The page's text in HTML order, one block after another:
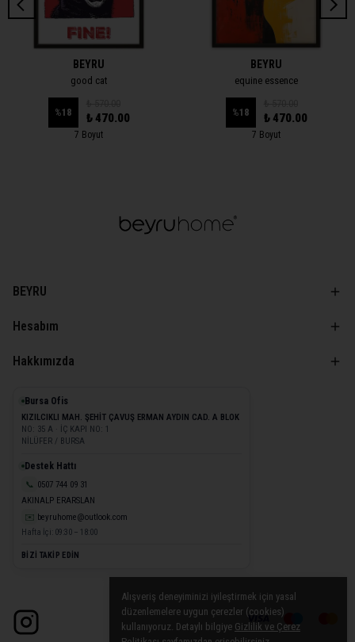
Alışveriş deneyiminizi iyileştirmek için yasal
düzenlemelere uygun çerezler (cookies)
kullanıyoruz. Detaylı bilgiye Gizlilik ve Çerez
BEYRU
good cat
%18 ₺ 470.00
7 Boyut
BEYRU
equine essence
%18 ₺ 470.00
7 Boyut
BEYRU
Hesabım
Hakkımızda
Bursa Ofis
KIZILCIKLI MAH. ŞEHİT ÇAVUŞ ERMAN AYDIN CAD. A BLOK
NO: 35 A · İÇ KAPI NO: 1
NİLÜFER / BURSA
Destek Hattı
📞 0507 744 09 31
AKINALP ERARSLAN
✉️ beyruhome@outlook.com
Hafta İçi: 09:30 – 18:00
BİZİ TAKİP EDİN